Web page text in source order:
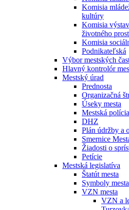
Komisia
kultúry
Komisia
životného
Komisia
Podnikateľská
Výbor mestských
Hlavný kontrolór
Mestský úrad
Prednosta
Organizačná
Úseky mesta
Mestská polícia
DHZ
Plán údržby a
Smernice
Žiadosti o
Petície
Mestská legislatíva
Štatút mesta
Symboly mesta
VZN mesta
VZN a